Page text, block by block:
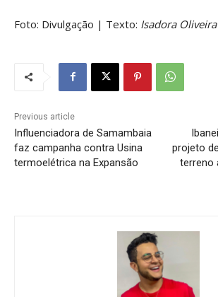
Foto: Divulgação | Texto: Isadora Oliveira
Previous article
Influenciadora de Samambaia
faz campanha contra Usina
termoelétrica na Expansão
projeto
terreno